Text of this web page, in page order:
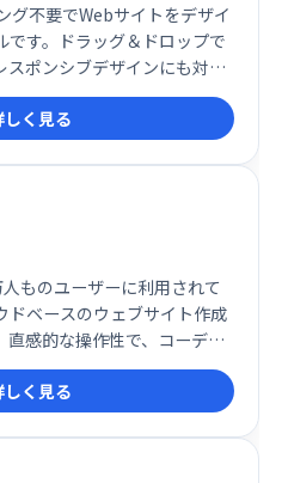
グ不要でWebサイトをデザイ
です。ドラッグ＆ドロップで
スポンシブデザインにも対
でホストすることも、
他のホスティングサービス
す。洗練されたデザインと高
ロフェッショナルなWebサイ
。
しく見る
ものユーザーに利用されて
ドベースのウェブサイト作成
直感的な操作性で、コーディ
ウェブサイトを制作できま
トア、ポートフォリオな
可能です。ビジネス規模や目
タマイズでき、費用対効果の
現します。
しく見る